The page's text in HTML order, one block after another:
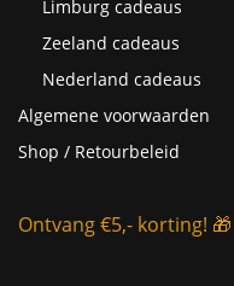
Limburg cadeaus
Zeeland cadeaus
Nederland cadeaus
Algemene voorwaarden
Shop / Retourbeleid
Ontvang €5,- korting! 🎁